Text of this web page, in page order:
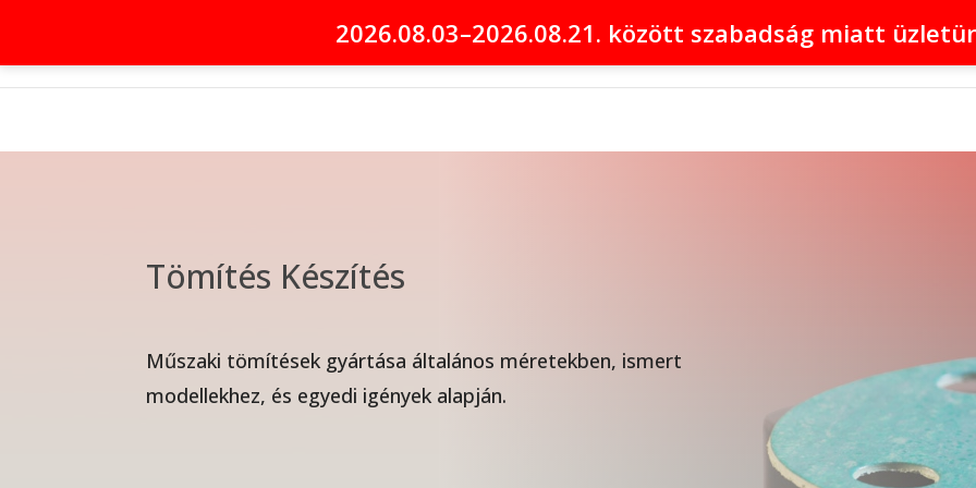
2026.08.03–2026.08.21. között szabadság miatt
Bemutatkozás Alapanyagok Tömítések
Tömítés Készítés
Műszaki tömítések gyártása általános méretekben, ismert
modellekhez, és egyedi igények alapján.